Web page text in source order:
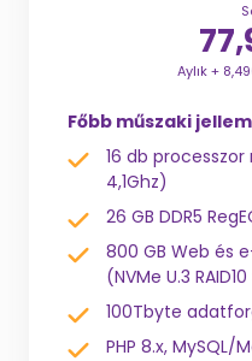
Aylık +
Főbb műszaki
16 db processzor
4,1Ghz)
26 GB DDR5
800 GB Web és
(NVMe U.3 RAID10
100Tbyte
PHP 8.x, MySQL/